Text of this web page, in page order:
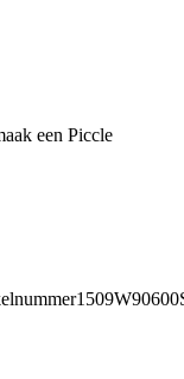
een Piccle
1509W90600